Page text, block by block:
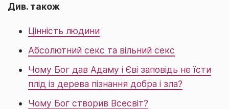
Див. також
Цінність людини
Абсолютний секс та вільний секс
Чому Бог дав Адаму і Єві заповідь не їсти
плід із дерева пізнання добра і зла?
Чому Бог створив Всесвіт?